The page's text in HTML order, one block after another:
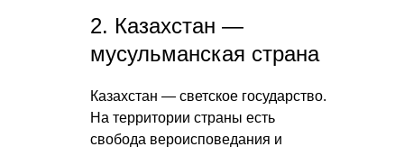
2. Казахстан —
мусульманская страна
Казахстан — светское государство.
На территории страны есть
свобода вероисповедания и